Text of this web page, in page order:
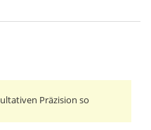
Präzision so